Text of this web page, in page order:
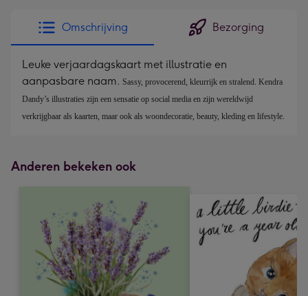
Omschrijving Bezorging
Leuke verjaardagskaart met illustratie en
aanpasbare naam. Sassy, provocerend, kleurrijk en stralend. Kendra
Dandy’s illustraties zijn een sensatie op social media en zijn wereldwijd
Anderen bekeken ook